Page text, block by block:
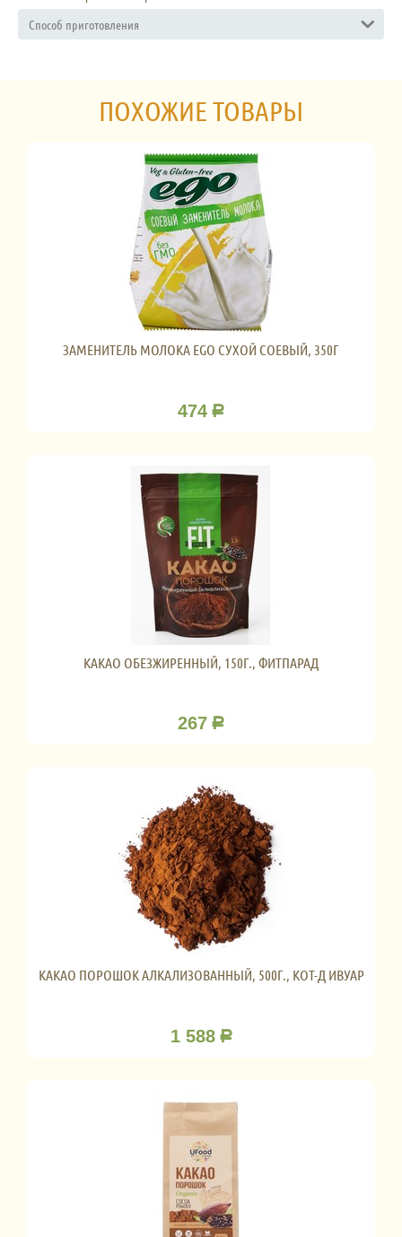
Способ приготовления
ПОХОЖИЕ ТОВАРЫ
ЗАМЕНИТЕЛЬ МОЛОКА EGO СУХОЙ СОЕВЫЙ, 350Г
474 Р
КАКАО ОБЕЗЖИРЕННЫЙ, 150Г., ФИТПАРАД
267 Р
КАКАО ПОРОШОК АЛКАЛИЗОВАННЫЙ, 500Г., КОТ-Д ИВУАР
1 588 Р